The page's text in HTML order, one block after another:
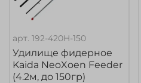
арт.192-420H-150
Удилище фидерное
Kaida NeoXoen Feeder
(4.2м, до 150гр)